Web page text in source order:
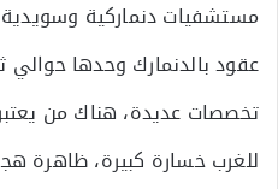
مستشفيات دنماركية
عقود بالدنمارك وحدها
تخصصات عديدة، هناك من يعتبر
للغرب خسارة كبيرة، ظاهرة